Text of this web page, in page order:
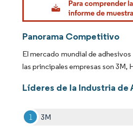
Panorama Competitivo
El mercado mundial de
las principales empresas son 3M,
Líderes de la Industria de
3M